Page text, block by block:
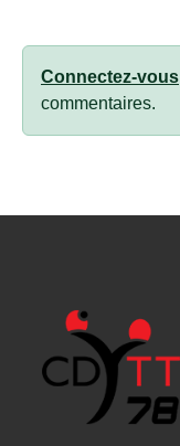
Connectez-vous
commentaires.